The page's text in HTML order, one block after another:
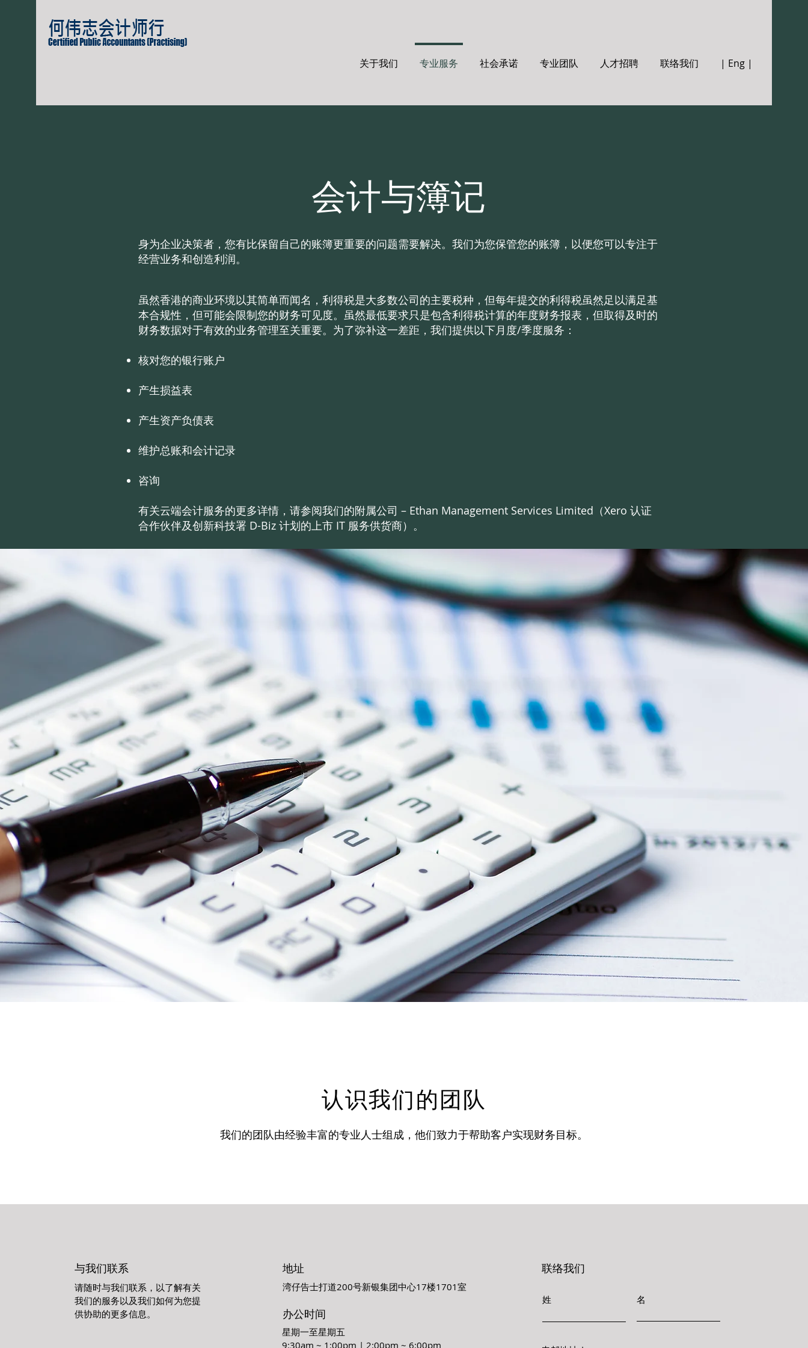
关于我们 专业服务 社会承诺 专业团队 人才招聘 联络我们 | Eng |
会计与簿记
身为企业决策者，您有比保留自己的账簿更重要的问题需要解决。我们为您保管您的账簿，以便您可以专注于
经营业务和创造利润。
虽然香港的商业环境以其简单而闻名，利得税是大多数公司的主要税种，但每年提交的利得税虽然足以满足基
本合规性，但可能会限制您的财务可见度。虽然最低要求只是包含利得税计算的年度财务报表，但取得及时的
财务数据对于有效的业务管理至关重要。为了弥补这一差距，我们提供以下月度/季度服务：
核对您的银行账户
产生损益表
产生资产负债表
维护总账和会计记录
咨询
有关云端会计服务的更多详情，请参阅我们的附属公司 – Ethan Management Services Limited（Xero 认证
合作伙伴及创新科技署 D-Biz 计划的上市 IT 服务供货商）。
认识我们的团队
我们的团队由经验丰富的专业人士组成，他们致力于帮助客户实现财务目标。
与我们联系
请随时与我们联系，以了解有关
我们的服务以及我们如何为您提
供协助的更多信息。
地址
湾仔告士打道200号新银集团中心17楼1701室
办公时间
星期一至星期五
9:30am ~ 1:00pm | 2:00pm ~ 6:00pm
联络我们
姓 名